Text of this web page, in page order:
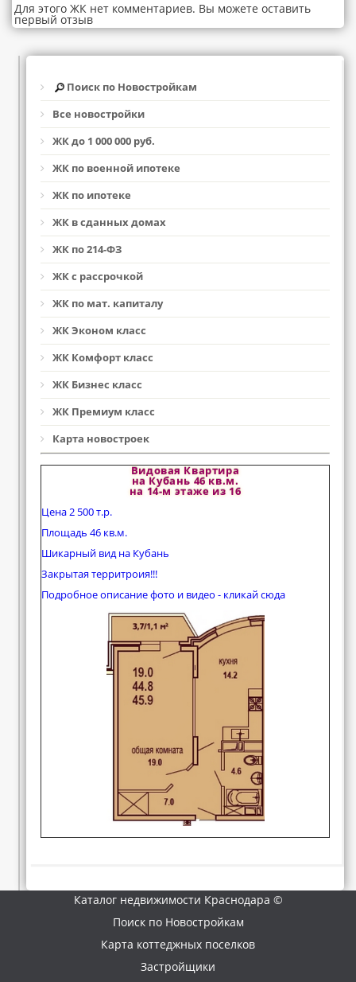
Для этого ЖК нет комментариев. Вы можете оставить
первый отзыв
Поиск по Новостройкам
Все новостройки
ЖК до 1 000 000 руб.
ЖК по военной ипотеке
ЖК по ипотеке
ЖК в сданных домах
ЖК по 214-ФЗ
ЖК с рассрочкой
ЖК по мат. капиталу
ЖК Эконом класс
ЖК Комфорт класс
ЖК Бизнес класс
ЖК Премиум класс
Карта новостроек
Видовая Квартира
на Кубань 46 кв.м.
на 14-м этаже из 16
Цена 2 500 т.р.
Площадь 46 кв.м.
Шикарный вид на Кубань
Закрытая территроия!!!
Подробное описание фото и видео - кликай сюда
Каталог недвижимости Краснодара ©
Поиск по Новостройкам
Карта коттеджных поселков
Застройщики